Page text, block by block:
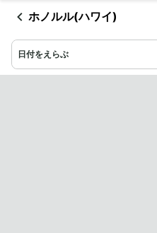
ホノルル(ハワイ)
日付をえらぶ